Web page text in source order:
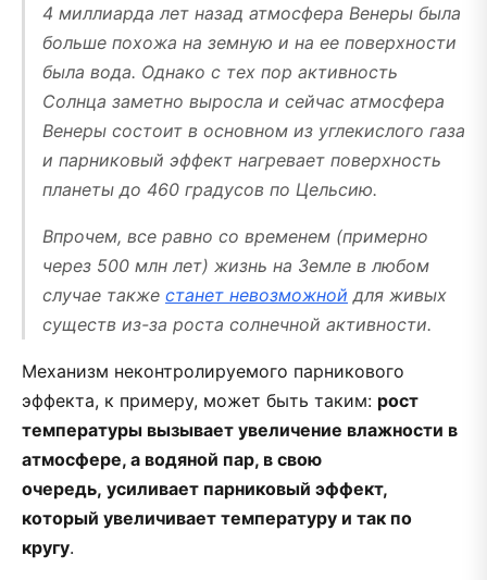
4 миллиарда лет назад атмосфера Венеры была
больше похожа на земную и на ее поверхности
была вода. Однако с тех пор активность
Солнца заметно выросла и сейчас атмосфера
Венеры состоит в основном из углекислого газа
и парниковый эффект нагревает поверхность
планеты до 460 градусов по Цельсию.
Впрочем, все равно со временем (примерно
через 500 млн лет) жизнь на Земле в любом
случае также станет невозможной для живых
существ из-за роста солнечной активности.
Механизм неконтролируемого парникового
эффекта, к примеру, может быть таким: рост
температуры вызывает увеличение влажности в
атмосфере, а водяной пар, в свою
очередь, усиливает парниковый эффект,
который увеличивает температуру и так по
кругу.